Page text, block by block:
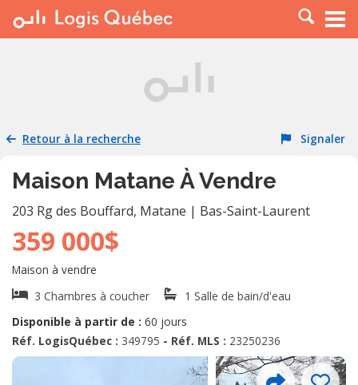
À LOUER
PLACER UNE ANNONCE
RESSOURCES
Retour à la recherche Signaler
Maison Matane À Vendre
203 Rg des Bouffard, Matane | Bas-Saint-Laurent
359 000$
Maison à vendre
3 Chambres à coucher
1 Salle de bain/d'eau
Disponible à partir de : 60 jours
Réf. LogisQuébec : 349795 - Réf. MLS : 23250236